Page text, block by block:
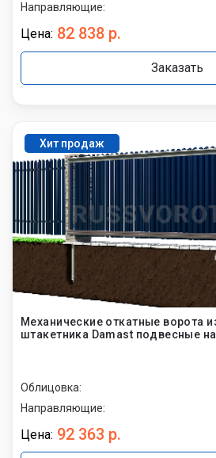
Направляющие:
Цена: 82 838 р.
Заказать
Хит продаж
Механические откатные ворота
штакетника Damast подвесные
Облицовка:
Направляющие:
Цена: 92 363 р.